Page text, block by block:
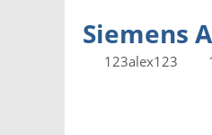
Siemens
123alex123